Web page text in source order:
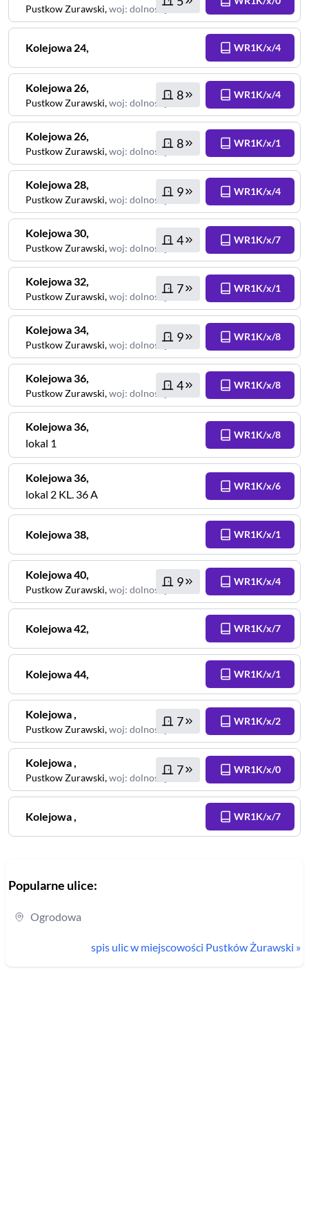
Pustkow Zurawski,woj: dolnośląskie
Kolejowa 24, WR1K/x/4
Kolejowa 26,
Pustkow Zurawski,woj: dolnośląskie
8 WR1K/x/4
Kolejowa 26,
Pustkow Zurawski,woj: dolnośląskie
8 WR1K/x/1
Kolejowa 28,
Pustkow Zurawski,woj: dolnośląskie
9 WR1K/x/4
Kolejowa30,
Pustkow Zurawski,woj: dolnośląskie
4 WR1K/x/7
Kolejowa32,
Pustkow Zurawski,woj: dolnośląskie
7 WR1K/x/1
Kolejowa34,
Pustkow Zurawski,woj: dolnośląskie
9 WR1K/x/8
Kolejowa36,
Pustkow Zurawski,woj: dolnośląskie
4 WR1K/x/8
Kolejowa36,
lokal 1
WR1K/x/8
Kolejowa36,
lokal 2 KL. 36 A
WR1K/x/6
Kolejowa38, WR1K/x/1
Kolejowa40,
Pustkow Zurawski,woj: dolnośląskie
9 WR1K/x/4
Kolejowa42, WR1K/x/7
Kolejowa44, WR1K/x/1
Kolejowa,
Pustkow Zurawski,woj: dolnośląskie
7 WR1K/x/2
Kolejowa,
Pustkow Zurawski,woj: dolnośląskie
7 WR1K/x/0
Kolejowa, WR1K/x/7
Popularne ulice:
Ogrodowa
spis ulic w miejscowości Pustków Żurawski »